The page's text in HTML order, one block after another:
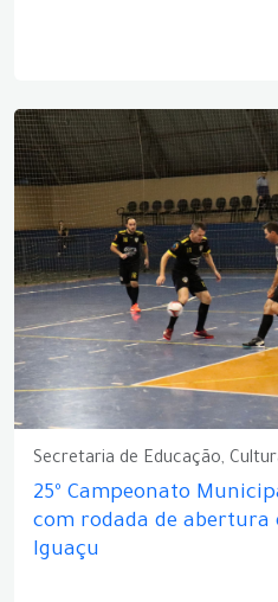
Secretaria de Educação,
25º Campeonato
com rodada de abertura
Iguaçu